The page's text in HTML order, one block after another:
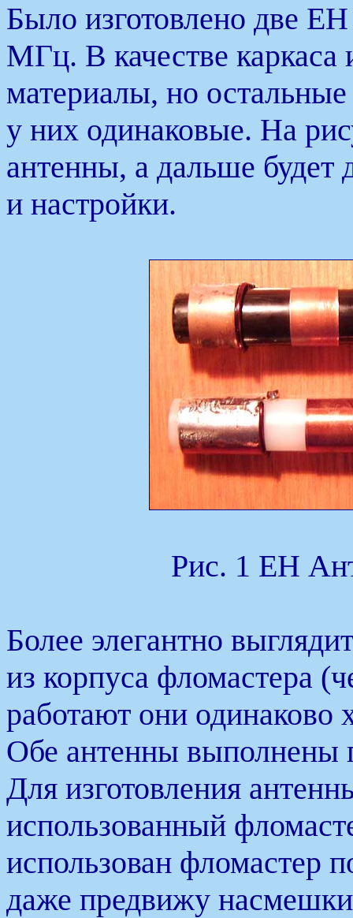
Было изготовлено две
МГц. В качестве каркаса
материалы, но
у них одинаковые. На
антенны, а дальше будет
и настройки.
Рис. 1 ЕН
Более элегантно
из корпуса фломастера
работают они одинаково
Обе антенны выполнены
Для изготовления
использованный
использован фломастер
даже предвижу